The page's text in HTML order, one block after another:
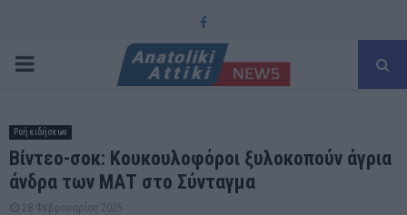
Facebook
PRIMARY
Ροή ειδήσεων
Βίντεο-σοκ: Κουκουλοφόροι ξυλοκοπούν άγρια
άνδρα των ΜΑΤ στο Σύνταγμα
28 Φεβρουαρίου 2025